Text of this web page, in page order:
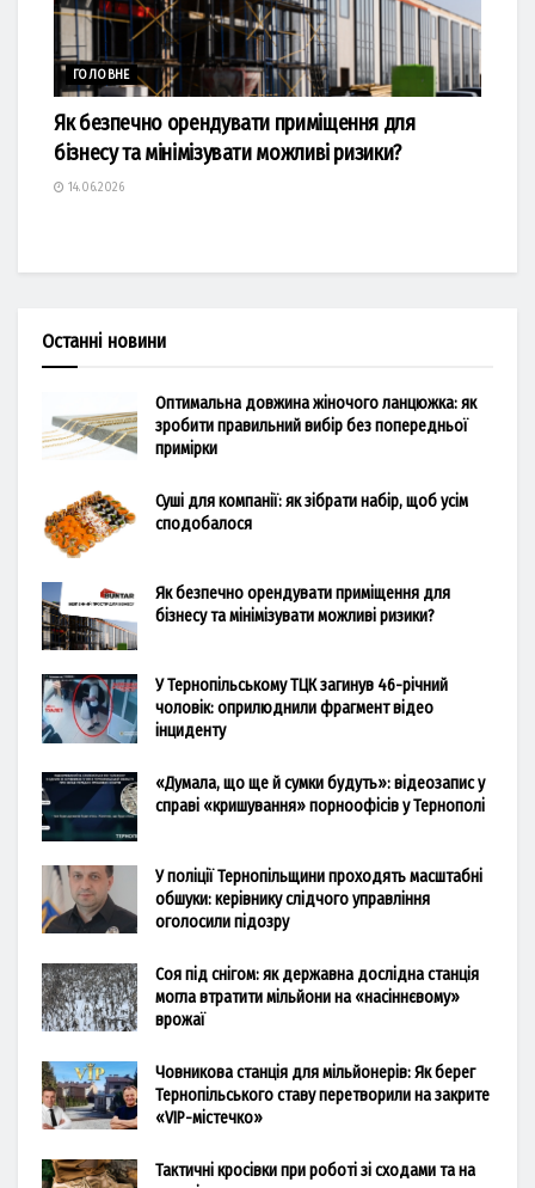
ГОЛОВНЕ
Як безпечно орендувати приміщення для
бізнесу та мінімізувати можливі ризики?
14.06.2026
Останні новини
Оптимальна довжина жіночого ланцюжка: як
зробити правильний вибір без попередньої
примірки
Суші для компанії: як зібрати набір, щоб усім
сподобалося
Як безпечно орендувати приміщення для
бізнесу та мінімізувати можливі ризики?
У Тернопільському ТЦК загинув 46-річний
чоловік: оприлюднили фрагмент відео
інциденту
«Думала, що ще й сумки будуть»: відеозапис у
справі «кришування» порноофісів у Тернополі
У поліції Тернопільщини проходять масштабні
обшуки: керівнику слідчого управління
оголосили підозру
Соя під снігом: як державна дослідна станція
могла втратити мільйони на «насіннєвому»
врожаї
Човникова станція для мільйонерів: Як берег
Тернопільського ставу перетворили на закрите
«VIP-містечко»
Тактичні кросівки при роботі зі сходами та на